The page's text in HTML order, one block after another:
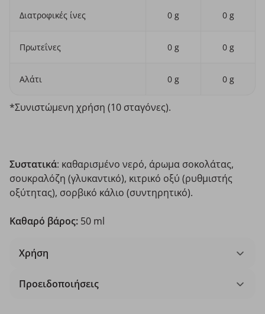
Διατροφικές ίνες 0 g 0 g
Πρωτεΐνες 0 g 0 g
Αλάτι 0 g 0 g
*Συνιστώμενη χρήση (10 σταγόνες).
Συστατικά: καθαρισμένο νερό, άρωμα σοκολάτας,
σουκραλόζη (γλυκαντικό), κιτρικό οξύ (ρυθμιστής
οξύτητας), σορβικό κάλιο (συντηρητικό).
Καθαρό βάρος: 50 ml
Χρήση
Προειδοποιήσεις